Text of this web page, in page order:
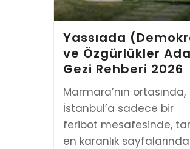
Yassıada
ve Özgürlükler
Gezi Rehberi 2026
Marmara’nın ortasında,
İstanbul’a sadece bir
feribot mesafesinde,
en karanlık